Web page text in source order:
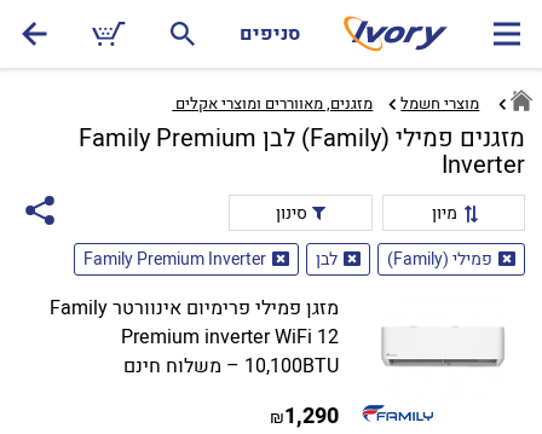
סניפים
מוצרי חשמל מזגנים, מאווררים ומוצרי אקלים ‏
מזגנים פמילי (Family) לבן Family Premium
Inverter
מיון
סינון
פמילי (Family)
לבן Family Premium Inverter
מזגן פמילי פרימיום אינוורטר Family
Premium inverter WiFi 12
10,100BTU – משלוח חינם
1,290
₪